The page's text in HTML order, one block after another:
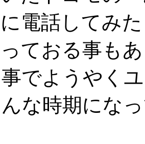
電話してみ
ておる事も
でようやく
な時期にな